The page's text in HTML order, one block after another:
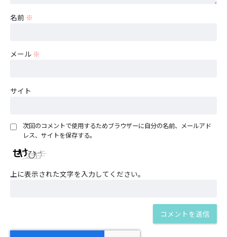
名前 ※
メール ※
サイト
次回のコメントで使用するためブラウザーに自分の名前、メールアド
レス、サイトを保存する。
上に表示された文字を入力してください。